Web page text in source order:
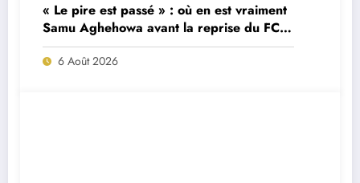
« Le pire est passé » : où en est vraiment
Samu Aghehowa avant la reprise du FC
Porto ?
6 Août 2026